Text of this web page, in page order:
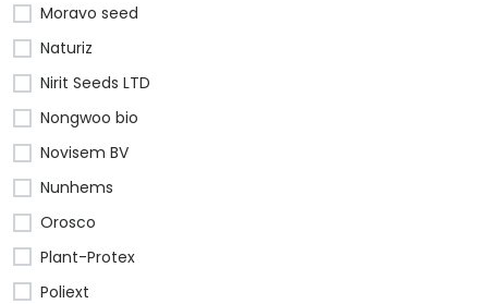
Moravo seed
Naturiz
Nirit Seeds LTD
Nongwoo bio
Novisem BV
Nunhems
Orosco
Plant-Protex
Poliext